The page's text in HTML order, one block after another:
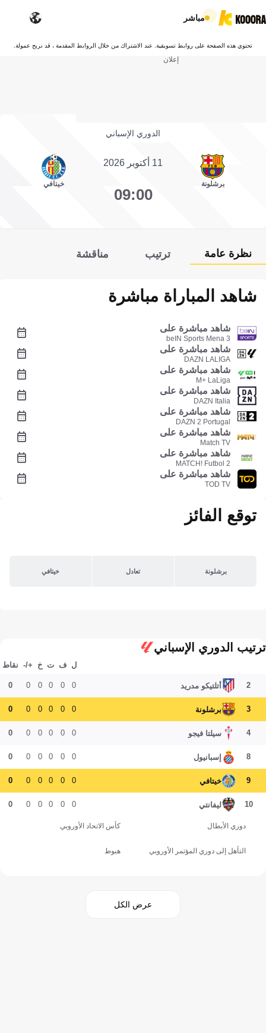
مباشر
تحتوي هذه الصفحة على روابط تسويقية. عند الاشتراك من خلال الروابط المقدمة ، قد نربح عمولة.
إعلان
الدوري الإسباني
برشلونة
11 أكتوبر 2026
09:00
خيتافي
نظرة عامة ترتيب مناقشة
شاهد المباراة مباشرة
شاهد مباشرة على
beIN Sports Mena 3
شاهد مباشرة على
DAZN LALIGA
شاهد مباشرة على
M+ LaLiga
شاهد مباشرة على
DAZN Italia
شاهد مباشرة على
DAZN 2 Portugal
شاهد مباشرة على
Match TV
شاهد مباشرة على
MATCH! Futbol 2
شاهد مباشرة على
TOD TV
توقع الفائز
برشلونة تعادل خيتافي
ترتيب الدوري الإسباني
ل ف ت خ +/- نقاط
2 أتلتيكو مدريد 0
0
0
0
0
0
3 برشلونة 0
0
0
0
0
0
4 سيلتا فيجو 0
0
0
0
0
0
8 إسبانيول 0
0
0
0
0
0
9 خيتافي 0
0
0
0
0
0
10 ليفانتي 0
0
0
0
0
0
دوري الأبطال كأس الاتحاد الأوروبي
التأهل إلى دوري المؤتمر الأوروبي هبوط
عرض الكل